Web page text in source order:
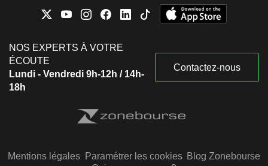
NOS EXPERTS À VOTRE
ÉCOUTE
Lundi - Vendredi 9h-12h / 14h-
18h
Contactez-nous
Mentions légales Paramétrer les cookies Blog Zonebourse